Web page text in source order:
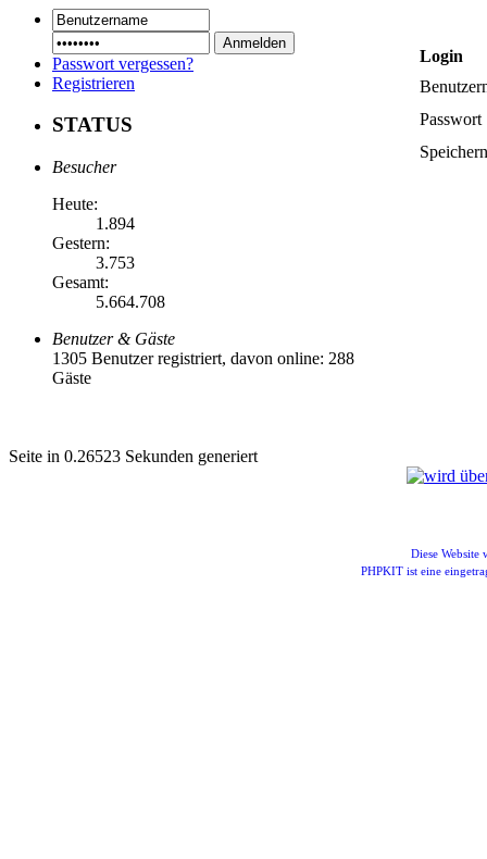
Passwort vergessen?
Registrieren
STATUS
Besucher
Heute:
1.894
Gestern:
3.753
Gesamt:
5.664.708
Benutzer & Gäste
1305 Benutzer registriert, davon online: 288
Gäste
Login
Passwort
Speichern
Seite in 0.26523 Sekunden generiert
Diese Website
PHPKIT ist eine